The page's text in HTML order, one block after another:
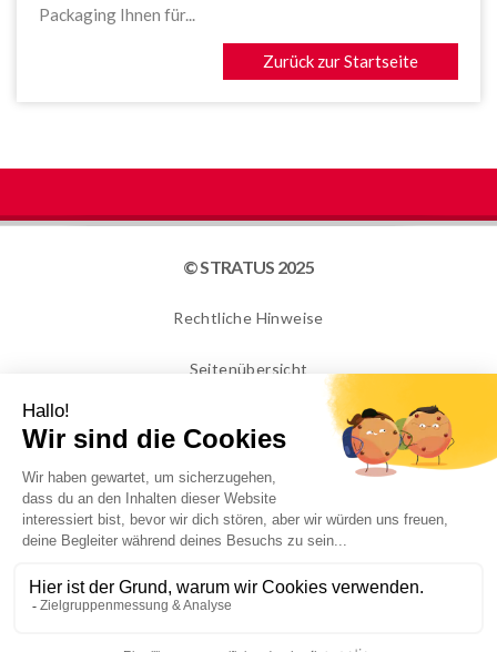
Packaging Ihnen für...
Zurück zur Startseite
© STRATUS 2025
Rechtliche Hinweise
Seitenübersicht
NEWSLETTER
Informationen von STRATUS PACKAGING erhalten
möchte. Weitere Informationen finden Sie in unserer